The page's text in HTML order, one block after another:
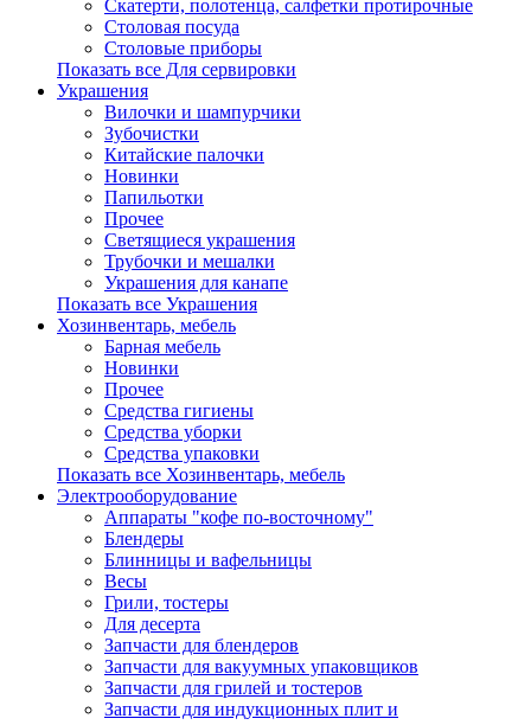
Скатерти, полотенца, салфетки протирочные
Столовая посуда
Столовые приборы
Показать все Для сервировки
Украшения
Вилочки и шампурчики
Зубочистки
Китайские палочки
Новинки
Папильотки
Прочее
Светящиеся украшения
Трубочки и мешалки
Украшения для канапе
Показать все Украшения
Хозинвентарь, мебель
Барная мебель
Новинки
Прочее
Средства гигиены
Средства уборки
Средства упаковки
Показать все Хозинвентарь, мебель
Электрооборудование
Аппараты "кофе по-восточному"
Блендеры
Блинницы и вафельницы
Весы
Грили, тостеры
Для десерта
Запчасти для блендеров
Запчасти для вакуумных упаковщиков
Запчасти для грилей и тостеров
Запчасти для индукционных плит и